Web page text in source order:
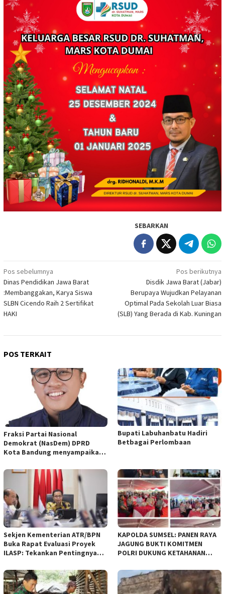
SEBARKAN
Navigasi
pos
Pos sebelumnya
Dinas Pendidikan Jawa Barat
:Membanggakan, Karya Siswa
SLBN Cicendo Raih 2 Sertifikat
HAKI
Pos berikutnya
Disdik Jawa Barat (Jabar)
Berupaya Wujudkan Pelayanan
Optimal Pada Sekolah Luar Biasa
(SLB) Yang Berada di Kab. Kuningan
POS TERKAIT
Fraksi Partai Nasional
Demokrat (NasDem) DPRD
Kota Bandung menyampaikan
empat Rancangan Peraturan
Daerah (Raperda) yang
diajukan Pemerintah Kota
Bandung
Bupati Labuhanbatu Hadiri
Betbagai Perlombaan
Sekjen Kementerian ATR/BPN
Buka Rapat Evaluasi Proyek
ILASP: Tekankan Pentingnya
Anggaran
KAPOLDA SUMSEL: PANEN RAYA
JAGUNG BUKTI KOMITMEN
POLRI DUKUNG KETAHANAN